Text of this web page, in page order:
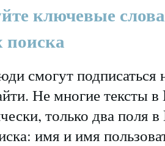
ключевые
поиска
смогут подписаться
Не многие тексты
только два поля
имя и имя